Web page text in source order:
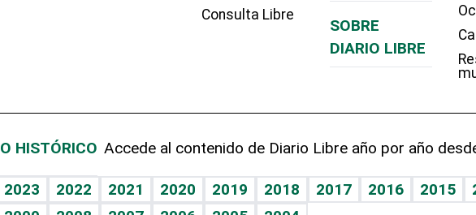
Consulta Libre
SOBRE
DIARIO LIBRE
HISTÓRICO Accede al contenido de Diario Libre año por año
2023 2022 2021 2020 2019 2018 2017 2016 2015